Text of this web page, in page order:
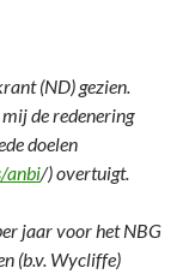
(ND) gezien.
de redenering
doelen
anbi/) overtuigt.
jaar voor het NBG
(b.v. Wycliffe)